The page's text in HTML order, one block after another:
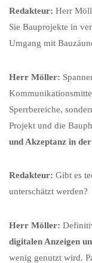
Redakteur: Herr
Sie Bauprojekte in
Umgang mit
Herr Möller:
Sperrbereiche,
Projekt und die
und Akzeptanz in
Redakteur: Gibt es
unterschätzt werden?
Herr Möller:
digitalen Anzeigen
wenig genutzt wird.